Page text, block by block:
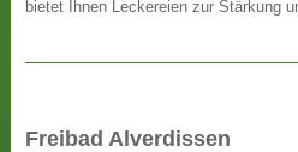
bietet Ihnen Leckereien zur Stärkung
Freibad Alverdissen